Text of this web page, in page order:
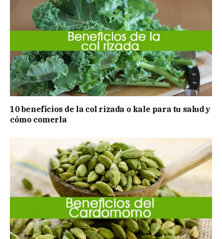
10 beneficios de la col rizada o kale para tu salud y
cómo comerla